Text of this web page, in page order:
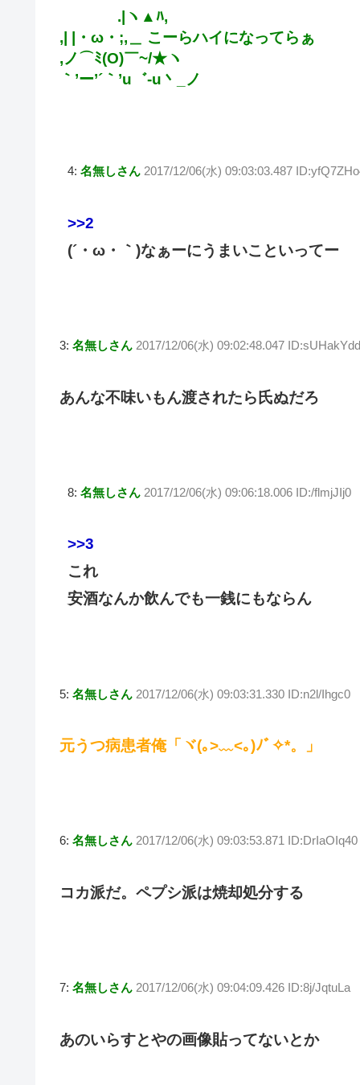
.|ヽ▲ﾊ,
,| |・ω・;,＿ こーらハイになってらぁ
,ノ⌒ﾐ(O)￣~/★ヽ
｀’ー’´｀’u゛-u丶_ノ
4: 名無しさん 2017/12/06(水) 09:03:03.487
>>2
(´・ω・｀)なぁーにうまいこといってー
3: 名無しさん 2017/12/06(水) 09:02:48.047
あんな不味いもん渡されたら氏ぬだろ
8: 名無しさん 2017/12/06(水) 09:06:18.006 ID:/flmjJIj0
>>3
これ
安酒なんか飲んでも一銭にもならん
5: 名無しさん 2017/12/06(水) 09:03:31.330 ID:n2l/Ihgc0
元うつ病患者俺「ヾ(｡>﹏<｡)ﾉﾞ✧*。」
6: 名無しさん 2017/12/06(水) 09:03:53.871 ID:DrIaOIq40
コカ派だ。ペプシ派は焼却処分する
7: 名無しさん 2017/12/06(水) 09:04:09.426 ID:8j/JqtuLa
あのいらすとやの画像貼ってないとか